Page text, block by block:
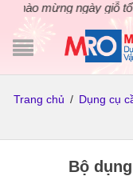
mừng ngày giỗ tổ
Trang chủ / Dụng cụ
Bộ